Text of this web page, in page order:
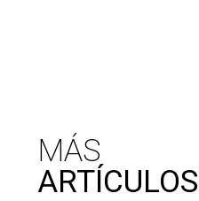
MÁS
ARTÍCULOS